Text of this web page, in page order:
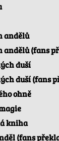
andělů
andělů (fans
duší
duší (fans
ohně
kniha
(fans